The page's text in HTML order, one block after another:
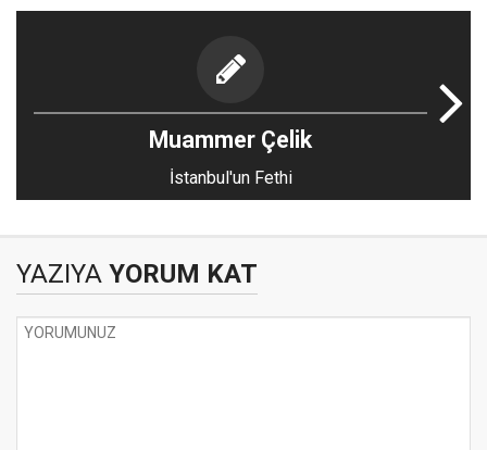
Muammer Çelik
İstanbul'un Fethi
YAZIYA YORUM KAT